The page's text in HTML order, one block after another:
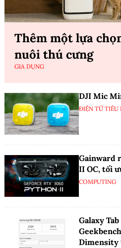
Thêm một lựa
nuôi thú cưng
GIA DỤNG
DJI Mic
ĐIỆN TỬ TIÊU
Gainward
II OC, tối
COMPUTING
Galaxy
Dimensity